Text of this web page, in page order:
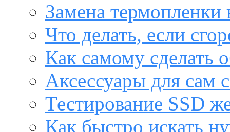
Замена термопленки
Что делать, если
Как самому сделать
Аксессуары для сам
Тестирование SSD
Как быстро искать